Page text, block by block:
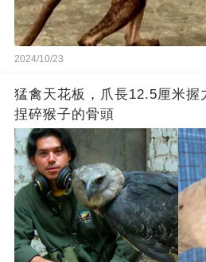
2024/10/23
猛禽天花板，爪長12.5厘米握
捏碎猴子的骨頭